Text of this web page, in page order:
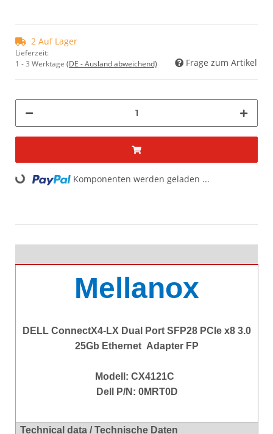
2 Auf Lager
Lieferzeit:
1 - 3 Werktage (DE - Ausland abweichend) Frage zum Artikel
Komponenten werden geladen ...
Mellanox
DELL ConnectX4-LX Dual Port SFP28 PCIe x8 3.0
25Gb Ethernet Adapter FP
Modell: CX4121C
Dell P/N: 0MRT0D
Technical data / Technische Daten